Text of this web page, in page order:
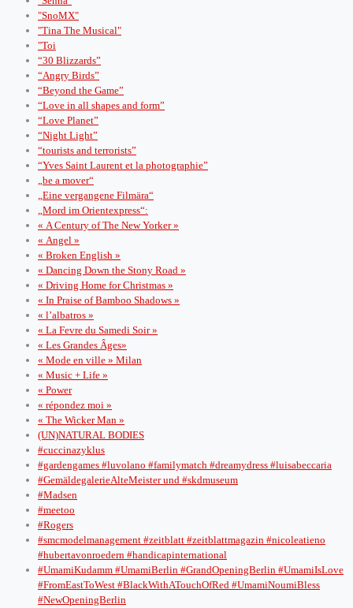
"SnoMX"
"Tina The Musical"
"Toi
“30 Blizzards”
“Angry Birds”
“Beyond the Game”
“Love in all shapes and form”
“Love Planet”
“Night Light”
“tourists and terrorists”
“Yves Saint Laurent et la photographie”
„be a mover“
„Eine vergangene Filmära“
„Mord im Orientexpress“:
« A Century of The New Yorker »
« Angel »
« Broken English »
« Dancing Down the Stony Road »
« Driving Home for Christmas »
« In Praise of Bamboo Shadows »
« l’albatros »
« La Fevre du Samedi Soir »
« Les Grandes Âges»
« Mode en ville » Milan
« Music + Life »
« Power
« répondez moi »
« The Wicker Man »
(UN)NATURAL BODIES
#cuccinazyklus
#gardengames #luvolano #familymatch #dreamydress #luisabeccaria
#GemäldegalerieAlteMeister und #skdmuseum
#Madsen
#meetoo
#Rogers
#smcmodelmanagement #zeitblatt #zeitblattmagazin #nicoleatieno
#hubertavonroedern #handicapinternational
#UmamiKudamm #UmamiBerlin #GrandOpeningBerlin #UmamiIsLove
#FromEastToWest #BlackWithATouchOfRed #UmamiNoumiBless
#NewOpeningBerlin